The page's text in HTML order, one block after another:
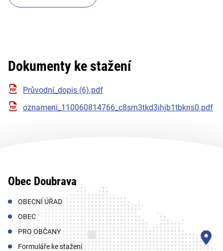
Dokumenty ke stažení
Průvodní_dopis (6).pdf
oznameni_110060814766_c8sm3tkd3ihjb1tbkns0.pdf
Obec Doubrava
OBECNÍ ÚŘAD
OBEC
PRO OBČANY
Formuláře ke stažení